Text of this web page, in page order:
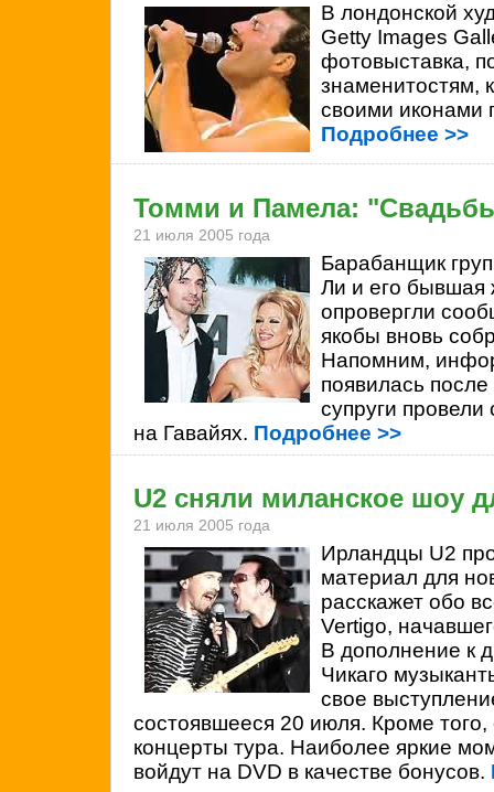
В лондонской
Getty Images
фотовыставка,
знаменитостям,
своими иконами
Подробнее >>
Томми и Памела:
21 июля 2005 года
Барабанщик
Ли и его
опровергли
якобы вновь
Напомним,
появилась
супруги
на Гавайях. Подробнее >>
U2 сняли миланское шоу
21 июля 2005 года
Ирландцы U2
материал для
расскажет обо
Vertigo,
В дополнение к
Чикаго
свое
состоявшееся 20 июля. Кроме
концерты тура. Наиболее яркие
войдут на DVD в качестве бонусов.